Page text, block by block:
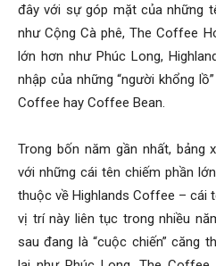
đây với sự góp mặt của những
như Cộng Cà phê, The Coffee
lớn hơn như Phúc Long,
nhập của những “người khổng
Coffee hay Coffee Bean.
Trong bốn năm gần nhất, bảng
với những cái tên chiếm phần
thuộc về Highlands Coffee – cái
vị trí này liên tục trong nhiều
sau đang là “cuộc chiến” căng